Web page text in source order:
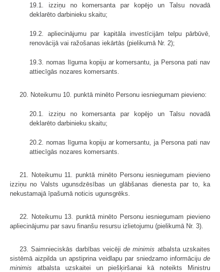
19.1. izziņu no komersanta par kopējo un Talsu novadā
deklarēto darbinieku skaitu;
19.2. apliecinājumu par kapitāla investīcijām telpu pārbūvē,
renovācijā vai ražošanas iekārtās (pielikumā Nr. 2);
19.3. nomas līguma kopiju ar komersantu, ja Persona pati nav
attiecīgās nozares komersants.
20. Noteikumu 10. punktā minēto Personu iesniegumam pievieno:
20.1. izziņu no komersanta par kopējo un Talsu novadā
deklarēto darbinieku skaitu;
20.2. nomas līguma kopiju ar komersantu, ja Persona pati nav
attiecīgās nozares komersants.
21. Noteikumu 11. punktā minēto Personu iesniegumam pievieno
izziņu no Valsts ugunsdzēsības un glābšanas dienesta par to, ka
nekustamajā īpašumā noticis ugunsgrēks.
22. Noteikumu 13. punktā minēto Personu iesniegumam pievieno
apliecinājumu par savu finanšu resursu izlietojumu (pielikumā Nr. 3).
23. Saimnieciskās darbības veicējide minimis atbalsta uzskaites
sistēmā aizpilda un apstiprina veidlapu par sniedzamo informāciju de
minimis atbalsta uzskaitei un piešķiršanai kā noteikts Ministru